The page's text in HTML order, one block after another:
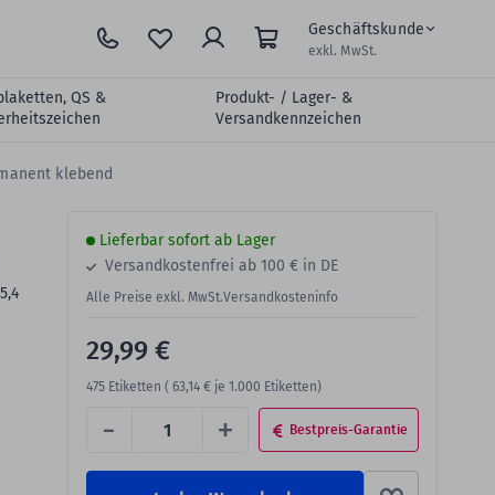
Geschäftskunde
exkl. MwSt.
QS &
Produkt- / Lager- &
Versandkennzeichen
klebend
Lieferbar sofort ab Lager
Versandkostenfrei ab 100 € in DE
Alle Preise exkl. MwSt.Versandkosteninfo
- + Bestpreis-Garantie
29,99 €
475 Etiketten ( 63,14 € je 1.000 Etiketten)